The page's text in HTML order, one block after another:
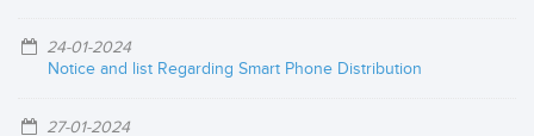
24-01-2024
Notice and list Regarding Smart Phone Distribution
27-01-2024